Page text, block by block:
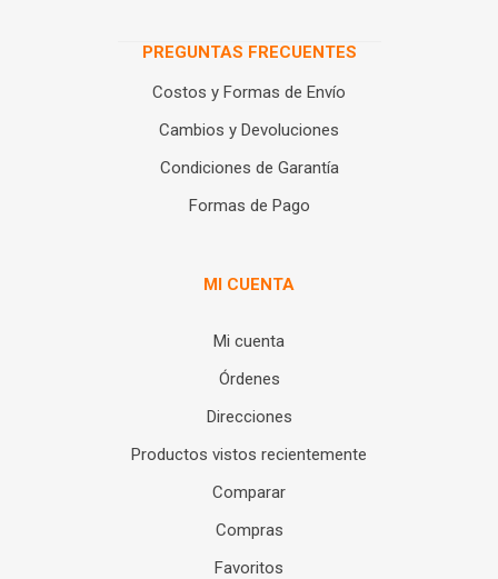
PREGUNTAS FRECUENTES
Costos y Formas de Envío
Cambios y Devoluciones
Condiciones de Garantía
Formas de Pago
MI CUENTA
Mi cuenta
Órdenes
Direcciones
Productos vistos recientemente
Comparar
Compras
Favoritos